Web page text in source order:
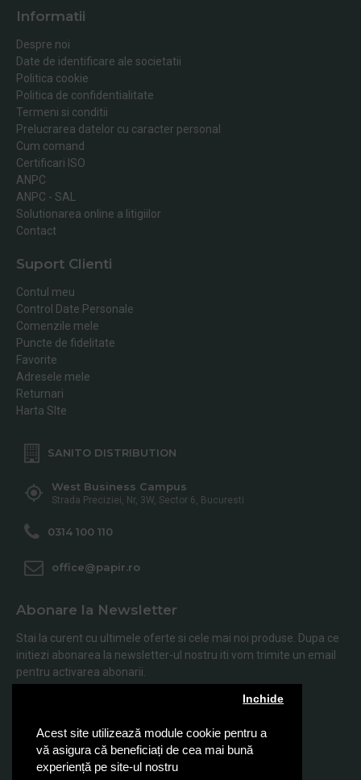
Acest site utilizează module cookie pentru a
vă asigura că beneficiați de cea mai bună
experiență pe site-ul nostru
Inchide
Informatii
Despre noi
Date de identificare ale societatii
Politica cookie
Politica de confidentialitate
Termeni si conditii
Prelucrarea datelor cu caracter personal
Cum comand
Certificari ISO
ANPC
ANPC - SAL
Solutionarea online a litigiilor
Contact
Suport Clienti
Contul meu
Control Date Personale
Comenzile mele
Puncte de fidelitate
Favorite
Adresele mele
Returnari
Harta SIte
SANITO DISTRIBUTION
West Business Campus
Strada Preciziei, Nr, 3W, Sector 6, Bucuresti
0314 100 110
office@papir.ro
Abonare la Newsletter
Stai la curent cu ultimele oferte si cele mai noi produse. Dupa ce
initiezi abonarea la newsletter-ul nostru iti vom trimite un email
pentru activarea abonarii.
Abonare
Am citit şi sunt de acord cu Politica de Confidentialitate